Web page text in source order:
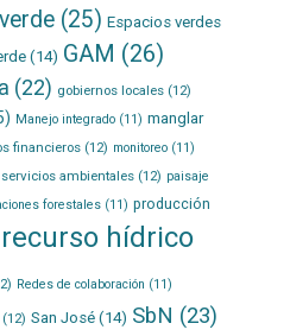
(25) Espacios verdes
(14) GAM (26)
(22) gobiernos locales(12)
Manejo integrado(11) manglar
financieros(12) monitoreo(11)
ambientales(12) paisaje
forestales(11) producción
recurso hídrico
Redes de colaboración (11)
San José(14) SbN (23)